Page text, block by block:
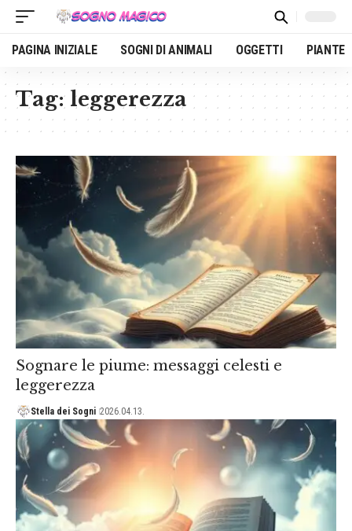
PAGINA INIZIALE SOGNI DI ANIMALI OGGETTI PIANTE
Tag: leggerezza
Sognare le piume: messaggi celesti e
leggerezza
Stella dei Sogni 2026.04.13.